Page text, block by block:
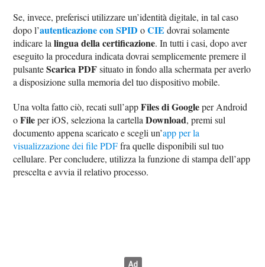
Se, invece, preferisci utilizzare un’identità digitale, in tal caso
dopo l’autenticazione con SPID oCIE dovrai solamente
indicare lalingua della certificazione. In tutti i casi, dopo aver
eseguito la procedura indicata dovrai semplicemente premere il
pulsanteScarica PDFsituato in fondo alla schermata per averlo
a disposizione sulla memoria del tuo dispositivo mobile.
Una volta fatto ciò, recati sull’appFiles di Googleper Android
oFileper iOS, seleziona la cartellaDownload, premi sul
documento appena scaricato e scegli un’app per la
visualizzazione dei file PDFfra quelle disponibili sul tuo
cellulare. Per concludere, utilizza la funzione di stampa dell’app
prescelta e avvia il relativo processo.